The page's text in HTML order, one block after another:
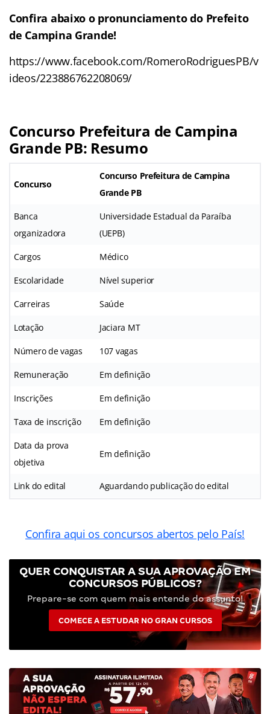
Confira abaixo o pronunciamento do Prefeito
de Campina Grande!
https://www.facebook.com/RomeroRodriguesPB/v
ideos/223886762208069/
Concurso Prefeitura de Campina
Grande PB: Resumo
Concurso
Concurso Prefeitura de Campina
Grande PB
Banca
organizadora
Universidade Estadual da Paraíba
(UEPB)
Cargos Médico
Escolaridade Nível superior
Carreiras Saúde
Lotação Jaciara MT
Número de vagas 107 vagas
Remuneração Em definição
Inscrições Em definição
Taxa de inscrição Em definição
Data da prova
objetiva
Em definição
Link do edital Aguardando publicação do edital
Confira aqui os concursos abertos pelo País!
QUER CONQUISTAR A SUA APROVAÇÃO EM
CONCURSOS PÚBLICOS?
Prepare-se com quem mais entende do assunto!
COMECE A ESTUDAR NO GRAN CURSOS